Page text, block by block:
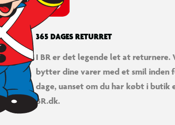
Hønseformet
Bevægelige vinger og en
365 DAGES RETURRET
I BR er det legende let at returnere.
bytter dine varer med et smil inden
dage, uanset om du har købt i butik
BR.dk.